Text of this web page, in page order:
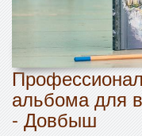
альбома для
- Довбыш